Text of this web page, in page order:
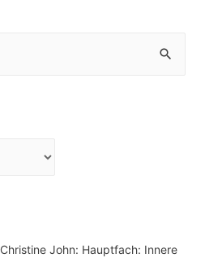
Christine John: Hauptfach: Innere